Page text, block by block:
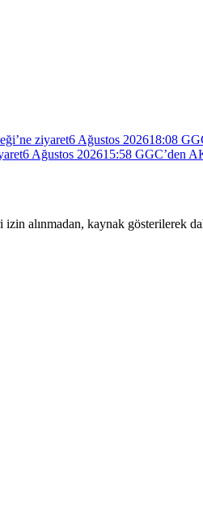
ziyaret6 Ağustos 202618:08
6 Ağustos 202615:58 GGC’den
alınmadan, kaynak gösterilerek